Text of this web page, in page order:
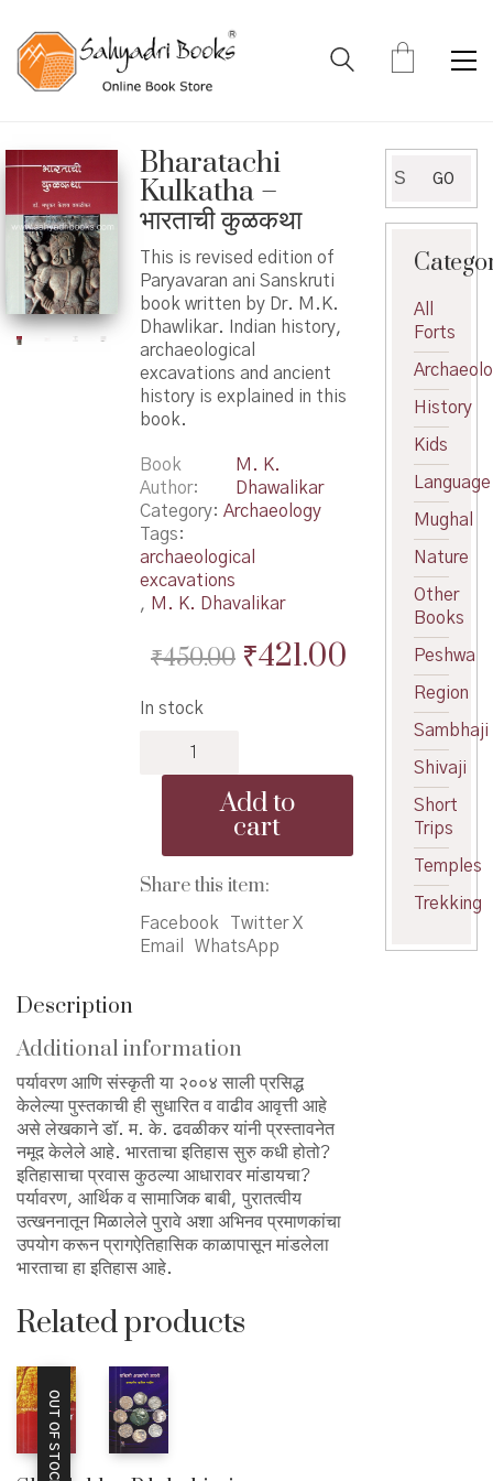
Bharatachi
Kulkatha –
भारताची कुळकथा
This is revised edition of
Paryavaran ani Sanskruti
book written by Dr. M.K.
Dhawlikar. Indian history,
archaeological
excavations and ancient
history is explained in this
book.
Book
Author
M. K.
Dhawalikar
Category: Archaeology
Tags:
archaeological
excavations
, M. K. Dhavalikar
₹450.00 Original
₹421.00Current
₹421.00.
In stock
Kulkatha
quantity
Add to
cart
Share this item:
Facebook
Twitter X
Email
WhatsApp
Description
Additional information
पर्यावरण आणि संस्कृती या २००४ साली प्रसिद्ध
केलेल्या पुस्तकाची ही सुधारित व वाढीव आवृत्ती आहे
असे लेखकाने डॉ. म. के. ढवळीकर यांनी प्रस्तावनेत
नमूद केलेले आहे. भारताचा इतिहास सुरु कधी होतो?
इतिहासाचा प्रवास कुठल्या आधारावर मांडायचा?
पर्यावरण, आर्थिक व सामाजिक बाबी, पुरातत्वीय
उत्खननातून मिळालेले पुरावे अशा अभिनव प्रमाणकांचा
उपयोग करून प्रागऐतिहासिक काळापासून मांडलेला
भारताचा हा इतिहास आहे.
Related products
OUT OF STOCK
for:
GO
All
Forts
History
Kids
Language
Mughal
Nature
Other
Books
Peshwa
Region
Sambhaji
Shivaji
Short
Trips
Temples
Trekking